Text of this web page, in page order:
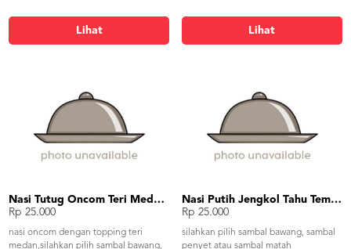
Lihat Lihat
Nasi Tutug Oncom Teri Medan Tahu Tempe
Rp 25.000
nasi oncom dengan topping teri
medan,silahkan pilih sambal bawang,
Nasi Putih Jengkol Tahu Tempe
Rp 25.000
silahkan pilih sambal bawang, sambal
penyet atau sambal matah